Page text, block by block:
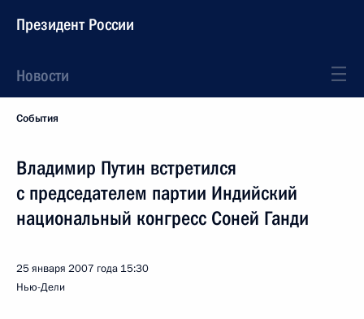
Президент России
Новости
События
Владимир Путин встретился
с председателем партии Индийский
национальный конгресс Соней Ганди
25 января 2007 года 15:30
Нью-Дели